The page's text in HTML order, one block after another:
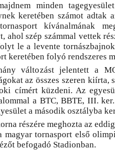
minden
keretében számot adtak
kívánalmának
ahol szép számmal vettek
le a levente
keretében folyó rendszeres
változást jelentett a
az összes szeren kiírta,
címért küzdeni. Az
a BTC, BBTE, III.
a második osztályba
részére meghozta az
tornasport első
befogadó Stadionban.